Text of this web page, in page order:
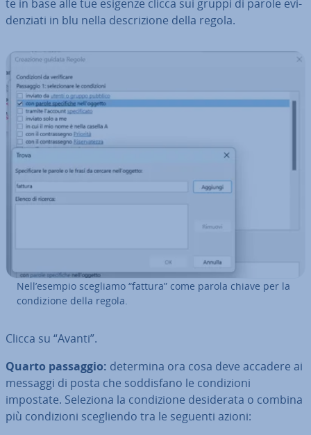
te in base alle tue esigenze clicca sui gruppi di parole evi­
den­zia­ti in blu nella de­scri­zio­ne della regola.
Nell’esempio scegliamo “fattura” come parola chiave per la
con­di­zio­ne della regola.
Clicca su “Avanti”.
Quarto passaggio: determina ora cosa deve accadere ai
messaggi di posta che sod­di­sfa­no le con­di­zio­ni
impostate. Seleziona la con­di­zio­ne de­si­de­ra­ta o combina
più con­di­zio­ni sce­glien­do tra le seguenti azioni: